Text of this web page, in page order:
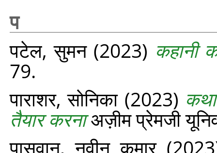
प
पटेल, सुमन(2023) कहानी
79.
पाराशर, सोनिका(2023)
तैयार करनाअज़ीम प्रेमजी
पासवान, नवीन कुमार